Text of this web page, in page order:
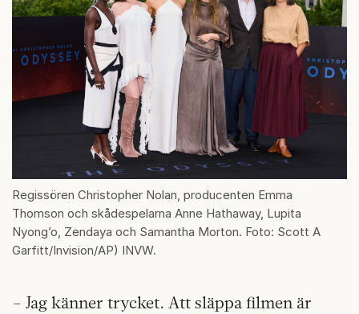
Regissören Christopher Nolan, producenten Emma
Thomson och skådespelarna Anne Hathaway, Lupita
Nyong’o, Zendaya och Samantha Morton. Foto: Scott A
Garfitt/Invision/AP) INVW.
– Jag känner trycket. Att släppa filmen är